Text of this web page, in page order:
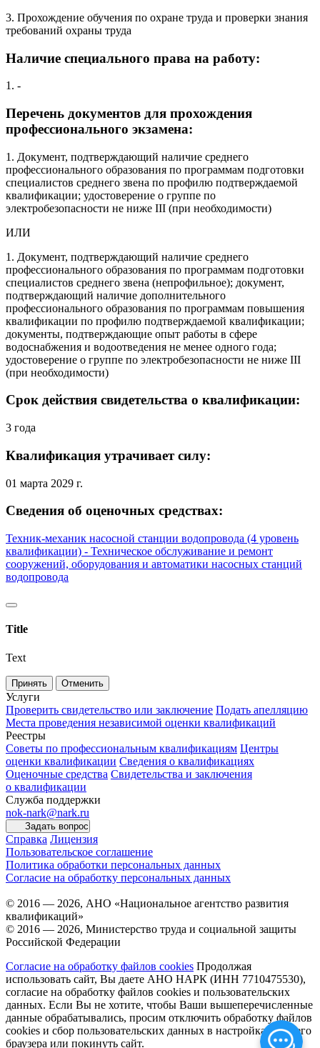
3. Прохождение обучения по охране труда и проверки знания
требований охраны труда
Наличие специального права на работу:
1. -
Перечень документов для прохождения
профессионального экзамена:
1. Документ, подтверждающий наличие среднего
профессионального образования по программам подготовки
специалистов среднего звена по профилю подтверждаемой
квалификации; удостоверение о группе по
электробезопасности не ниже III (при необходимости)
ИЛИ
1. Документ, подтверждающий наличие среднего
профессионального образования по программам подготовки
специалистов среднего звена (непрофильное); документ,
подтверждающий наличие дополнительного
профессионального образования по программам повышения
квалификации по профилю подтверждаемой квалификации;
документы, подтверждающие опыт работы в сфере
водоснабжения и водоотведения не менее одного года;
удостоверение о группе по электробезопасности не ниже III
(при необходимости)
Срок действия свидетельства о квалификации:
3 года
Квалификация утрачивает силу:
01 марта 2029 г.
Сведения об оценочных средствах:
Техник-механик насосной станции водопровода (4 уровень
квалификации) - Техническое обслуживание и ремонт
сооружений, оборудования и автоматики насосных станций
водопровода
Title
Text
Принять Отменить
Услуги
Проверить свидетельство или заключение Подать апелляцию
Места проведения независимой оценки квалификаций
Реестры
Советы по профессиональным квалификациям Центры
оценки квалификации Сведения о квалификациях
Оценочные средства Свидетельства и заключения
о квалификации
Служба поддержки
nok-nark@nark.ru
Задать вопрос
Справка Лицензия
Пользовательское соглашение
Политика обработки персональных данных
Согласие на обработку персональных данных
© 2016 — 2026, АНО «Национальное агентство развития
квалификаций»
© 2016 — 2026, Министерство труда и социальной защиты
Российской Федерации
Согласие на обработку файлов cookies Продолжая
использовать сайт, Вы даете АНО НАРК (ИНН 7710475530),
согласие на обработку файлов cookies и пользовательских
данных. Если Вы не хотите, чтобы Ваши вышеперечисленные
данные обрабатывались, просим отключить обработку файлов
cookies и сбор пользовательских данных в настройках Вашего
браузера или покинуть сайт.